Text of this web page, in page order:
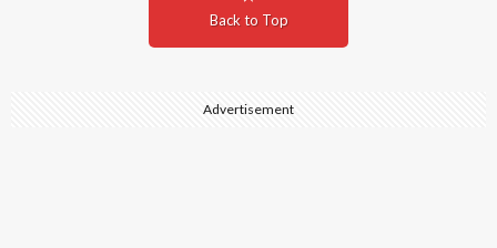
Back to Top
Advertisement